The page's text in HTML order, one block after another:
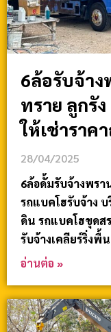
6ล้อรับจ้า
ทราย ลูกรั
ให้เช่าราค
28/04/2025
6ล้อดั้มรับจ้างพร
รถแบคโฮรับจ้าง
ดิน รถแบคโฮขุดส
รับจ้างเคลียร์ริ่งพื้
อ่านต่อ »